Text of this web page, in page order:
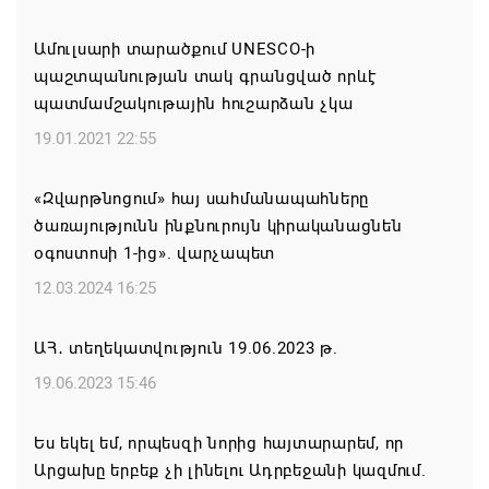
Կաթողիկոսի և 6 եպիսկոպոսի գործով դատական
նիստը կանցկացվի դռնփակ
07.08.2026 16:34
ՀՐԱՎԻՐՈՒՄ ԵՆՔ ՄԻԱՍԻՆ ՆՇԵԼՈՒ ՏԱՇՏՈՒՆ
ԲՆԱԿԱՎԱՅՐԻ ՕՐԸ
07.08.2026 16:21
նախաձեռնությամբ ճանապարհաշինական
մեծածավալ աշխատանքներ՝ գյուղական
07.08.2026 16:09
Ամուլսարի տարածքում UNESCO-ի
պաշտպանության տակ գրանցված որևէ
պատմամշակութային հուշարձան չկա
19.01.2021 22:55
«Զվարթնոցում» հայ սահմանապահները
ծառայությունն ինքնուրույն կիրականացնեն
օգոստոսի 1-ից». վարչապետ
12.03.2024 16:25
ԱՀ․ տեղեկատվություն 19.06.2023 թ.
19.06.2023 15:46
Ես եկել եմ, որպեսզի նորից հայտարարեմ, որ
Արցախը երբեք չի լինելու Ադրբեջանի կազմում.